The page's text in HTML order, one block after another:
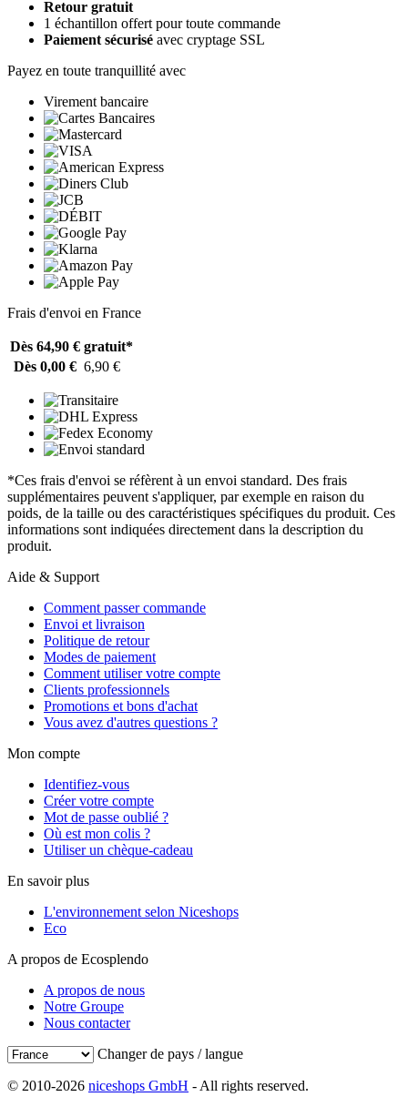
Retour gratuit
1 échantillon offert pour toute commande
Paiement sécurisé avec cryptage SSL
Payez en toute tranquillité avec
Virement bancaire
Frais d'envoi en France
Dès 64,90 € gratuit*
Dès 0,00 € 6,90 €
*Ces frais d'envoi se réfèrent à un envoi standard. Des frais
supplémentaires peuvent s'appliquer, par exemple en raison du
poids, de la taille ou des caractéristiques spécifiques du produit. Ces
informations sont indiquées directement dans la description du
produit.
Aide & Support
Comment passer commande
Envoi et livraison
Politique de retour
Modes de paiement
Comment utiliser votre compte
Clients professionnels
Promotions et bons d'achat
Vous avez d'autres questions ?
Mon compte
Identifiez-vous
Créer votre compte
Mot de passe oublié ?
Où est mon colis ?
Utiliser un chèque-cadeau
En savoir plus
L'environnement selon Niceshops
Eco
A propos de Ecosplendo
A propos de nous
Notre Groupe
Nous contacter
Changer de pays / langue
© 2010-2026 niceshops GmbH - All rights reserved.